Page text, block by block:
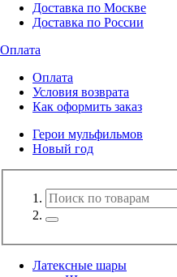
Доставка по Москве
Доставка по России
Оплата
Оплата
Условия возврата
Как оформить заказ
Герои мульфильмов
Новый год
Латексные шары